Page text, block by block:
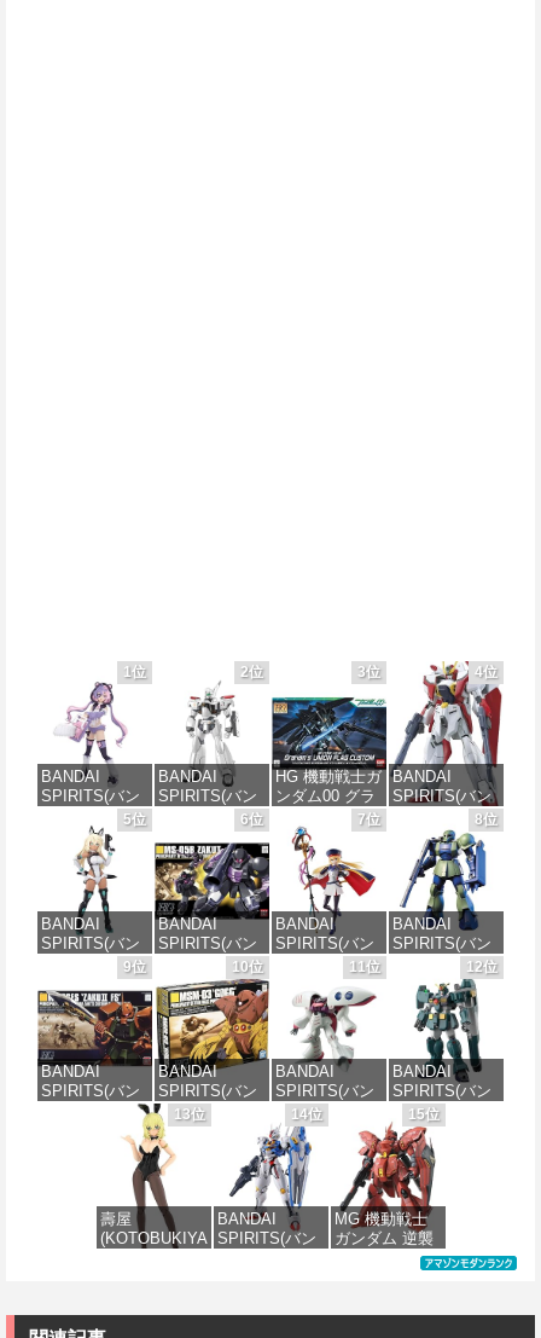
1位
BANDAI
SPIRITS(バン
ダイ スピリッ
ツ) 30MS SIS-
J00 メルンジ
ャ[カラーA] 色
分け済みプラ
モデル
価格：¥4,200
2位
BANDAI
SPIRITS(バン
ダイ スピリッ
ツ) 機動警察パ
トレイバー
EZY RG 1/48
AV-98Plus (イ
ングラム・プ
ラス) 色分け済
みプラモデル
価格：¥6,500
3位
HG 機動戦士ガ
ンダム00 グラ
ハム専用ユニ
オンフラッグ
カスタム 1/144
スケール 色分
け済みプラモ
デル
価格：¥1,800
4位
BANDAI
SPIRITS(バン
ダイ スピリッ
ツ) HGAW 機
動新世紀ガン
ダムX ガンダ
ムエアマスタ
ー 1/144スケー
ル 色分け済み
プラモデル
価格：¥3,100
5位
BANDAI
SPIRITS(バン
ダイスピリッ
ツ) 30MS SIS-
H00 セスティ
エ[カラーC] 色
分け済みプラ
モデル
価格：¥4,500
6位
BANDAI
SPIRITS(バン
ダイ スピリッ
ツ) HGUC 機動
戦士ガンダム
ザクI(黒い三連
星仕様) 1/144
スケール 色分
け済みプラモ
デル
価格：¥2,202
7位
BANDAI
SPIRITS(バン
ダイ スピリッ
Fate/Grand
Order アルトリ
ア・キャスタ
ー 色分け済み
プラモデル
価格：¥7,800
8位
BANDAI
SPIRITS(バン
ダイ スピリッ
ツ) HGUC
1/144 HGUC
MS-05BザクI
(機動戦士ガン
ダム)
価格：¥2,300
9位
BANDAI
SPIRITS(バン
ダイ スピリッ
(ガルマ専用機)
(機動戦士ガン
価格：¥2,982
10位
BANDAI
SPIRITS(バン
ダイ スピリッ
ツ) HGUC 機動
戦士ガンダム
MSM-03 ゴッ
グ 1/144スケー
ル 色分け済み
プラモデル
11位
BANDAI
SPIRITS(バン
ダイ スピリッ
ツ) HGUC 195
機動戦士Zガン
ダム キュベレ
イ 1/144スケー
ル 色分け済み
プラモデル
12位
BANDAI
SPIRITS(バン
ダイ スピリッ
ツ) HG 機動新
世紀ガンダムX
ガンダムレオ
パルド 1/144ス
ケール 色分け
済みプラモデ
ル
13位
壽屋
(KOTOBUKIYA
I〈Bunny
14位
BANDAI
SPIRITS(バン
機動戦士ガン
15位
MG 機動戦士
ガンダム 逆襲
のシャア MSN-
ケール 色分け